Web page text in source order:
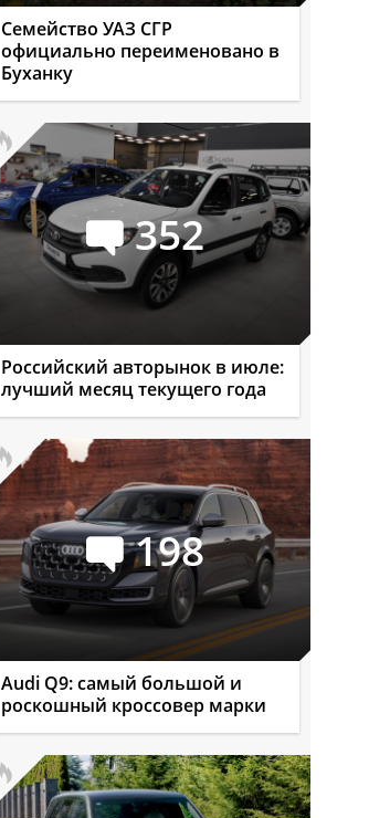
Семейство УАЗ СГР
официально переименовано в
Буханку
352
Российский авторынок в июле:
лучший месяц текущего года
198
Audi Q9: самый большой и
роскошный кроссовер марки